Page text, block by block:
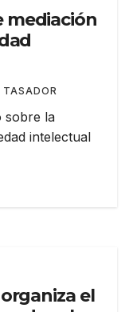
mediación
TASADOR
sobre la
intelectual
el